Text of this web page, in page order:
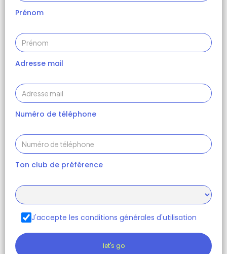
Prénom
Adresse mail
Numéro de téléphone
Ton club de préférence
J'accepte les conditions générales d'utilisation